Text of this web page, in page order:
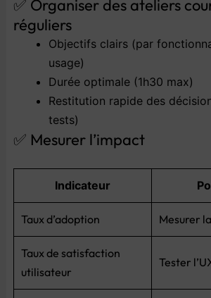
✅ Organiser des ateliers
réguliers
Objectifs clairs (par
usage)
Durée optimale (1h30 max)
Restitution rapide des
tests)
✅ Mesurer l’impact
Indicateur
Taux d’adoption Mesurer
Taux de satisfaction
utilisateur
Tester